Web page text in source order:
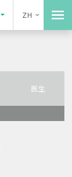
ZH
医生